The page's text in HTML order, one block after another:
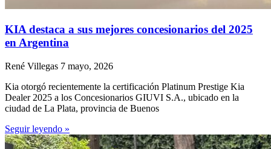
KIA destaca a sus mejores concesionarios del 2025
en Argentina
René Villegas 7 mayo, 2026
Kia otorgó recientemente la certificación Platinum Prestige Kia
Dealer 2025 a los Concesionarios GIUVI S.A., ubicado en la
ciudad de La Plata, provincia de Buenos
Seguir leyendo »